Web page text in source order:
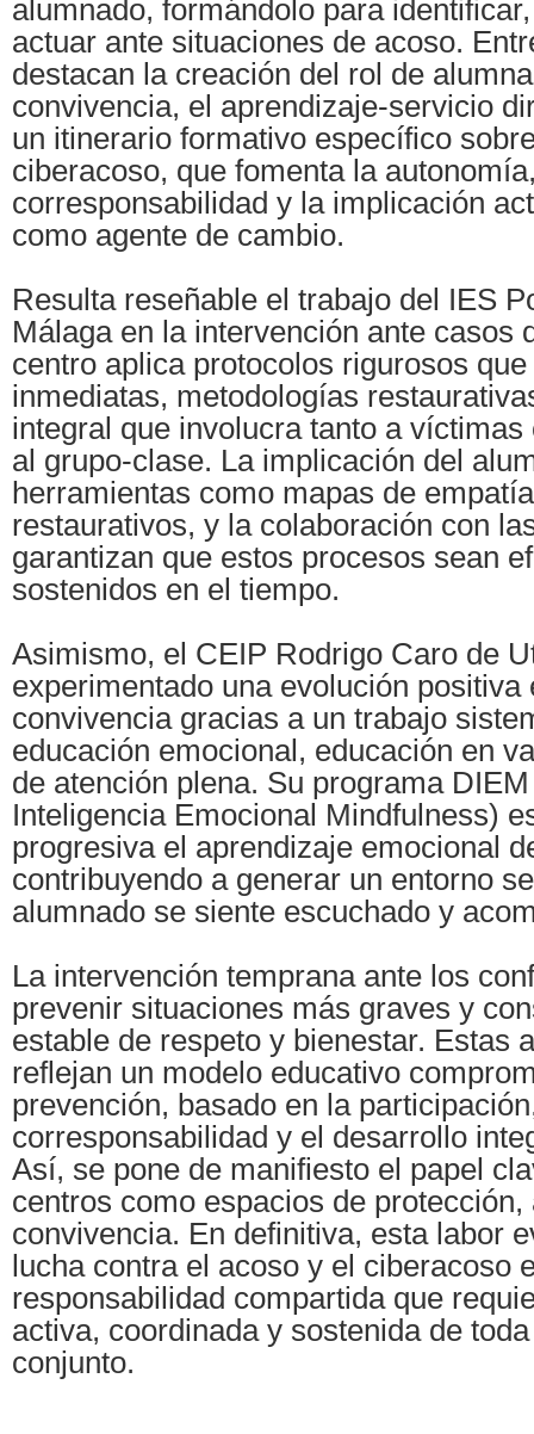
alumnado, formándolo para
actuar ante situaciones de acoso.
destacan la creación del rol de
convivencia, el aprendizaje-servicio
un itinerario formativo específico
ciberacoso, que fomenta la
corresponsabilidad y la implicación
como agente de cambio.
Resulta reseñable el trabajo del IES
Málaga en la intervención ante casos
centro aplica protocolos rigurosos
inmediatas, metodologías
integral que involucra tanto a
al grupo-clase. La implicación del
herramientas como mapas de
restaurativos, y la colaboración con
garantizan que estos procesos sean
sostenidos en el tiempo.
Asimismo, el CEIP Rodrigo Caro de
experimentado una evolución positiva
convivencia gracias a un trabajo
educación emocional, educación en
de atención plena. Su programa
Inteligencia Emocional Mindfulness)
progresiva el aprendizaje emocional
contribuyendo a generar un entorno
alumnado se siente escuchado y
La intervención temprana ante los
prevenir situaciones más graves y
estable de respeto y bienestar. Estas
reflejan un modelo educativo
prevención, basado en la
corresponsabilidad y el desarrollo
Así, se pone de manifiesto el papel
centros como espacios de protección,
convivencia. En definitiva, esta labor
lucha contra el acoso y el ciberacoso
responsabilidad compartida que
activa, coordinada y sostenida de
conjunto.